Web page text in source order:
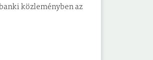
közleményben az